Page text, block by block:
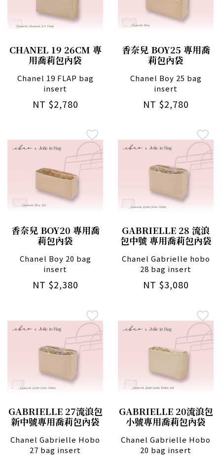
CHANEL 19 26CM 專
用喬莉包內袋
Chanel 19 FLAP bag
insert
NT $2,780
香奈兒 BOY25 專用喬
莉包內袋
Chanel Boy 25 bag
insert
NT $2,780
香奈兒 BOY20 專用喬
莉包內袋
Chanel Boy 20 bag
insert
NT $2,380
GABRIELLE 28 流浪
包中號 專用喬莉包內袋
Chanel Gabrielle hobo
28 bag insert
NT $3,080
GABRIELLE 27流浪包
新中號專用喬莉包內袋
Chanel Gabrielle Hobo
27 bag insert
GABRIELLE 20流浪包
小號專用喬莉包內袋
Chanel Gabrielle Hobo
20 bag insert